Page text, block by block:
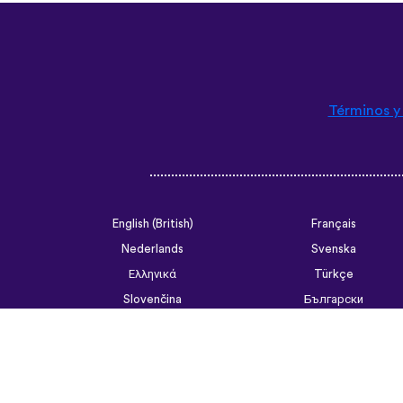
Términos
English (British)
Français
Nederlands
Svenska
Ελληνικά
Türkçe
Slovenčina
Български